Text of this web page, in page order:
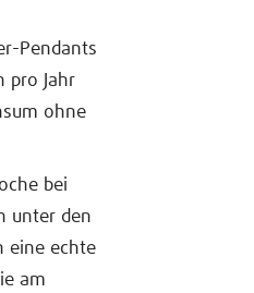
Pendants
pro Jahr
ohne
bei
unter den
eine echte
am